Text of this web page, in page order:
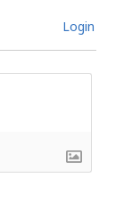
Login